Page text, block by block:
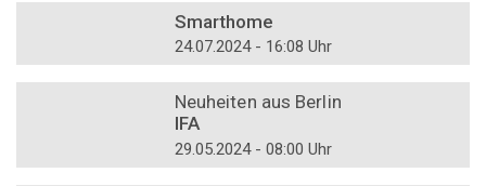
Smarthome
24.07.2024 - 16:08 Uhr
Neuheiten aus Berlin
IFA
29.05.2024 - 08:00 Uhr